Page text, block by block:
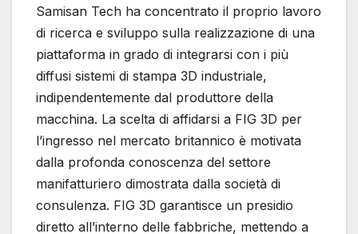
Samisan Tech ha concentrato il proprio lavoro
di ricerca e sviluppo sulla realizzazione di una
piattaforma in grado di integrarsi con i più
diffusi sistemi di stampa 3D industriale,
indipendentemente dal produttore della
macchina. La scelta di affidarsi a FIG 3D per
l’ingresso nel mercato britannico è motivata
dalla profonda conoscenza del settore
manifatturiero dimostrata dalla società di
consulenza. FIG 3D garantisce un presidio
diretto all’interno delle fabbriche, mettendo a